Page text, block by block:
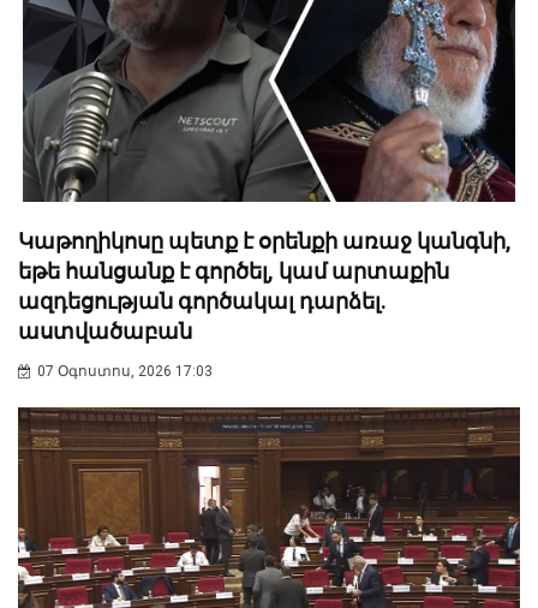
Կաթողիկոսը պետք է օրենքի առաջ կանգնի,
եթե հանցանք է գործել, կամ արտաքին
ազդեցության գործակալ դարձել.
աստվածաբան
07 Օգոստոս, 2026 17:03